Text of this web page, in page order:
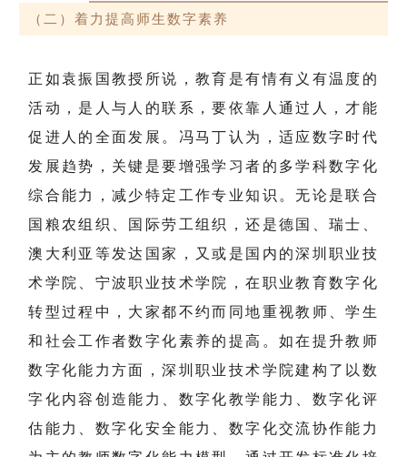
（二）着力提高师生数字素养
正如袁振国教授所说，教育是有情有义有温度的
活动，是人与人的联系，要依靠人通过人，才能
促进人的全面发展。冯马丁认为，适应数字时代
发展趋势，关键是要增强学习者的多学科数字化
综合能力，减少特定工作专业知识。无论是联合
国粮农组织、国际劳工组织，还是德国、瑞士、
澳大利亚等发达国家，又或是国内的深圳职业技
术学院、宁波职业技术学院，在职业教育数字化
转型过程中，大家都不约而同地重视教师、学生
和社会工作者数字化素养的提高。如在提升教师
数字化能力方面，深圳职业技术学院建构了以数
字化内容创造能力、数字化教学能力、数字化评
估能力、数字化安全能力、数字化交流协作能力